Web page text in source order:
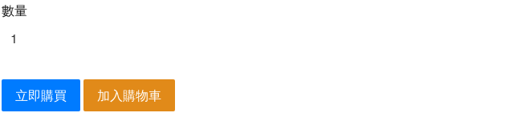
數量
立即購買 加入購物車